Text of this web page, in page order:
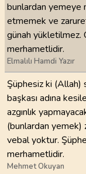
bunlardan yemeye
etmemek ve
günah yükletilmez.
merhametlidir.
Elmalılı Hamdi Yazır
Şüphesiz ki (Allah)
başkası adına
azgınlık
(bunlardan yemek)
vebal yoktur.
merhametlidir.
Mehmet Okuyan